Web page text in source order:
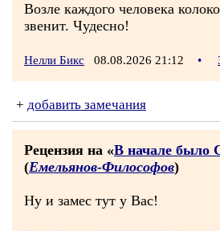
Возле каждого человека
звенит. Чудесно!
Нелли Бикс 08.08.2026 21:12 •
+ добавить замечания
Рецензия на «В начале было
(Емельянов-Философов)
Ну и замес тут у Вас!